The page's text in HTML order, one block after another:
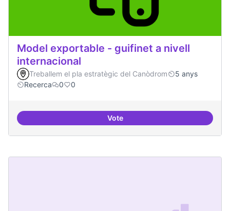
Model exportable - guifinet a nivell
internacional
Treballem el pla estratègic del Canòdrom
5 anys
Recerca
0 0
VoteModel exportable - guifinet a